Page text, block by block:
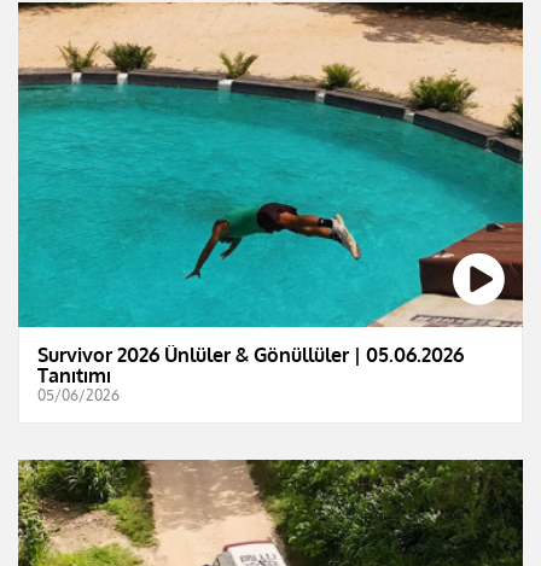
Survivor 2026 Ünlüler & Gönüllüler | 05.06.2026
Tanıtımı
05/06/2026